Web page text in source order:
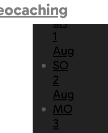
SA
1
Aug
SO
2
Aug
MO
3